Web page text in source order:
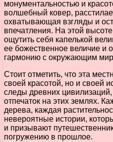
монументальностью и
волшебный ковер,
охватывающая взгляды и
впечатления. На этой
ощутить себя капелькой
ее божественное величие и
гармонию с окружающим
Стоит отметить, что эта
своей красотой, но и своей
следы древних
отпечаток на этих землях.
дерева, каждая
невероятные истории,
и призывают
погружению в прошлое.